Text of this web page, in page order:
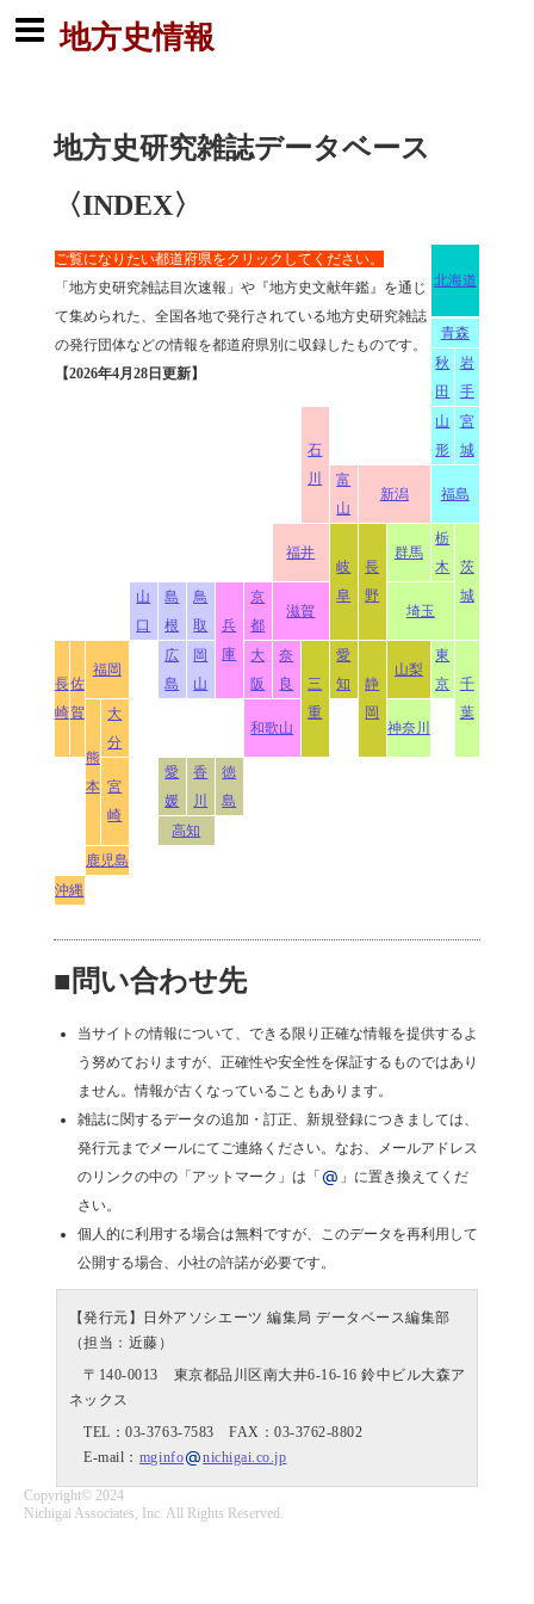
地方史情報
Copyright© 2024
Nichigai Associates, Inc. All Rights Reserved.
地方史研究雑誌データベース
〈INDEX〉
ご覧になりたい都道府県をクリックしてください。
「地方史研究雑誌目次速報」や『地方史文献年鑑』を通じ
て集められた、全国各地で発行されている地方史研究雑誌
の発行団体などの情報を都道府県別に収録したものです。
【2026年4月28日更新】
北海道
青森
秋
田
岩
手
石
川
山
形
宮
城
富
山
新潟 福島
福井
岐
阜
長
野
群馬
栃
木
茨
城
山
口
島
根
鳥
取
兵
庫
京
都
滋賀 埼玉
長
崎
佐
賀
福岡
広
島
岡
山
大
阪
奈
良
三
重
愛
知
静
岡
山梨
東
京
千
葉
熊
本
大
分
和歌山 神奈川
宮
崎
愛
媛
香
川
徳
島
高知
鹿児島
沖縄
■問い合わせ先
当サイトの情報について、できる限り正確な情報を提供するよ
う努めておりますが、正確性や安全性を保証するものではあり
ません。情報が古くなっていることもあります。
雑誌に関するデータの追加・訂正、新規登録につきましては、
発行元までメールにてご連絡ください。なお、メールアドレス
のリンクの中の「アットマーク」は「
」に置き換えてくだ
さい。
個人的に利用する場合は無料ですが、このデータを再利用して
公開する場合、小社の許諾が必要です。
【発行元】日外アソシエーツ 編集局 データベース編集部
（担当：近藤）
〒140-0013 東京都品川区南大井6-16-16 鈴中ビル大森ア
ネックス
TEL：03-3763-7583 FAX：03-3762-8802
E-mail： mginfo nichigai.co.jp